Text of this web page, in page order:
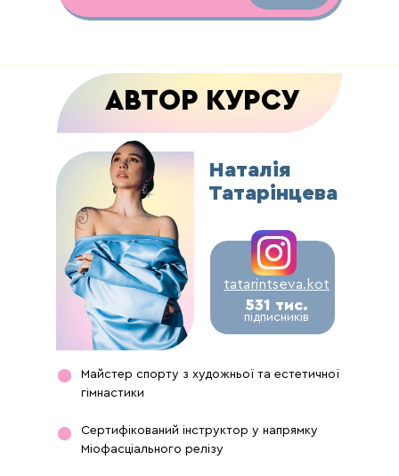
АВТОР КУРСУ
Наталія
Татарінцева
Майстер спорту з художньої та естетичної
гімнастики
Сертифікований інструктор у напрямку
Міофасціального релізу
tatarintseva.kot
531 тис.
підписників